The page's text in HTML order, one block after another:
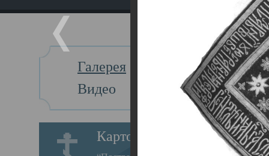
Галерея
Видео
Картотека
Главная